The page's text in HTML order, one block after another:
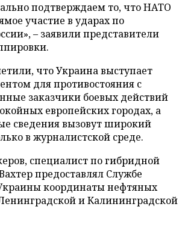
подтверждаем то, что НАТО
участие в ударах по
– заявили представители
что Украина выступает
для противостояния с
заказчики боевых действий
европейских городах, а
сведения вызовут широкий
в журналистской среде.
специалист по гибридной
предоставлял Службе
координаты нефтяных
и Калининградской